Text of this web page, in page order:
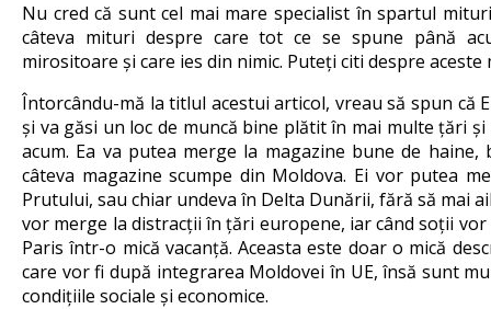
Nu cred că sunt cel mai mare specialist în spartul
câteva mituri despre care tot ce se spune până
mirositoare și care ies din nimic. Puteți citi despre
Întorcându-mă la titlul acestui articol, vreau să spun că
și va găsi un loc de muncă bine plătit în mai multe țări
acum. Ea va putea merge la magazine bune de
câteva magazine scumpe din Moldova. Ei vor putea
Prutului, sau chiar undeva în Delta Dunării, fără să mai
vor merge la distracții în țări europene, iar când soții
Paris într-o mică vacanță. Aceasta este doar o mică
care vor fi după integrarea Moldovei în UE, însă sunt
condițiile sociale și economice.